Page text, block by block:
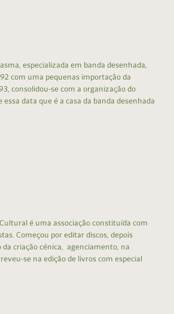
especializada em banda desenhada,
com uma pequenas importação da
consolidou-se com a organização do
essa data que é a casa da banda desenhada
é uma associação constituída com
Começou por editar discos, depois
da criação cénica, agenciamento, na
se na edição de livros com especial